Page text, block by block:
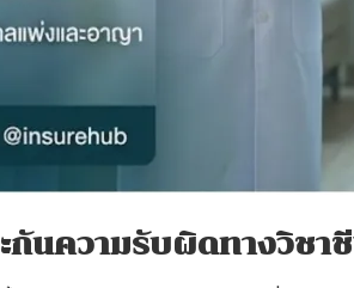
นความรับผิดทางวิชา